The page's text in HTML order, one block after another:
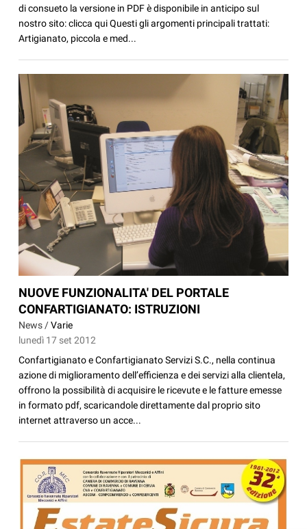
di consueto la versione in PDF è disponibile in anticipo sul
nostro sito: clicca qui Questi gli argomenti principali trattati:
Artigianato, piccola e med...
NUOVE FUNZIONALITA' DEL PORTALE
CONFARTIGIANATO: ISTRUZIONI
News /Varie
lunedì 17 set 2012
Confartigianato e Confartigianato Servizi S.C., nella continua
azione di miglioramento dell’efficienza e dei servizi alla clientela,
offrono la possibilità di acquisire le ricevute e le fatture emesse
in formato pdf, scaricandole direttamente dal proprio sito
internet attraverso un acce...